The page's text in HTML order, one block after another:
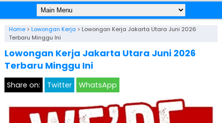
Home> Lowongan Kerja > Lowongan Kerja Jakarta Utara Juni 2026
Terbaru Minggu Ini
Lowongan Kerja Jakarta Utara Juni 2026
Terbaru Minggu Ini
Share on: Twitter WhatsApp